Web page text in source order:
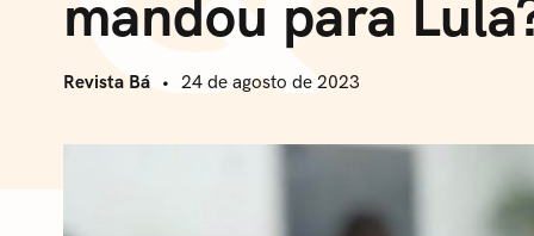
mandou para
Revista Bá 24 de agosto de 2023